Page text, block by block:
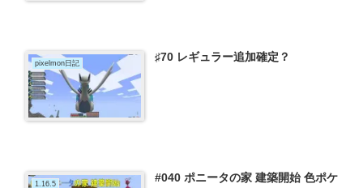
pixelmon日記 ♯70 レギュラー追加確定？
1.16.5
#040 ポニータの家 建築開始 色ポケ